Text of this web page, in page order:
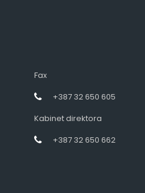
Fax
+387 32 650 605
Kabinet direktora
+387 32 650 662